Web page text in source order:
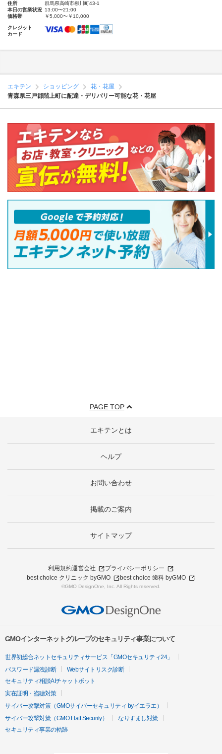
住所
群馬県高崎市柳川町43-1
本日の営業状況 13:00〜21:00
価格帯
￥5,000〜￥10,000
クレジット
カード
エキテン ショッピング
花・花屋
青森県三戸郡階上町に配達・デリバリー可能な花・花屋
PAGE TOP
エキテンとは
ヘルプ
お問い合わせ
掲載のご案内
サイトマップ
利用規約運営会社
プライバシーポリシー
best choice クリニック byGMO
best choice 歯科 byGMO
©GMO DesignOne, Inc. All Rights reserved.
GMOインターネットグループのセキュリティ事業について
世界初総合ネットセキュリティサービス「GMOセキュリティ24」
パスワード漏洩診断
Webサイトリスク診断
セキュリティ相談AIチャットボット
実在証明・盗聴対策
サイバー攻撃対策（GMOサイバーセキュリティ byイエラエ）
サイバー攻撃対策（GMO Flatt Security）
なりすまし対策
セキュリティ事業の軌跡